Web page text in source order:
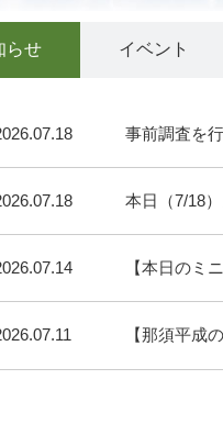
らせ イベント
事前調査を
本日（7/18
【本日のミ
【那須平成